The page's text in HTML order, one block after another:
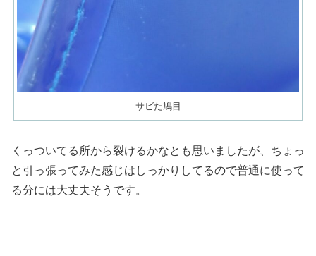
サビた鳩目
くっついてる所から裂けるかなとも思いましたが、ちょっ
と引っ張ってみた感じはしっかりしてるので普通に使って
る分には大丈夫そうです。